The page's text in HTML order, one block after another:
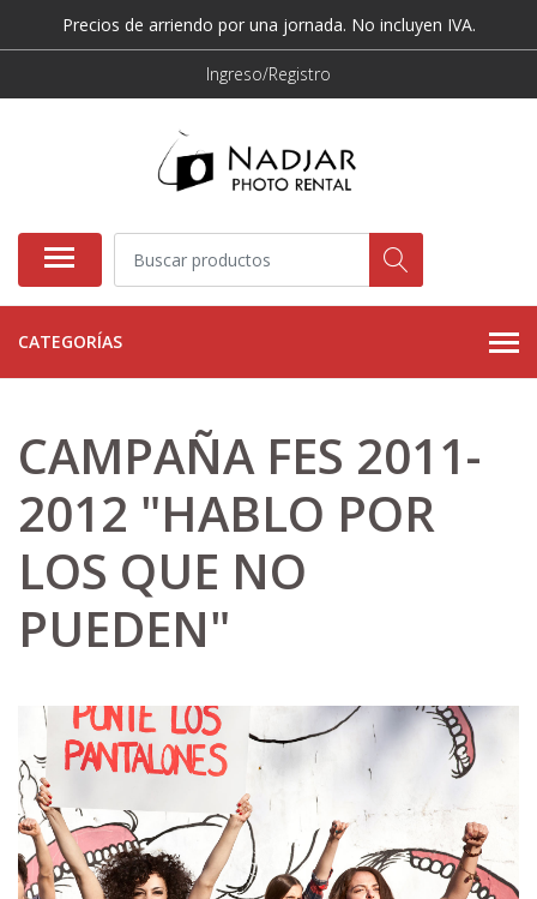
Precios de arriendo por una jornada. No incluyen IVA.
Ingreso/Registro
CATEGORÍAS
CAMPAÑA FES 2011-
2012 "HABLO POR
LOS QUE NO
PUEDEN"